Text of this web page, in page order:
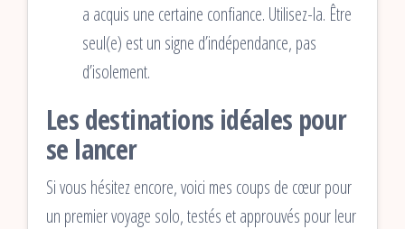
a acquis une certaine confiance. Utilisez-la. Être
seul(e) est un signe d’indépendance, pas
d’isolement.
Les destinations idéales pour
se lancer
Si vous hésitez encore, voici mes coups de cœur pour
un premier voyage solo, testés et approuvés pour leur